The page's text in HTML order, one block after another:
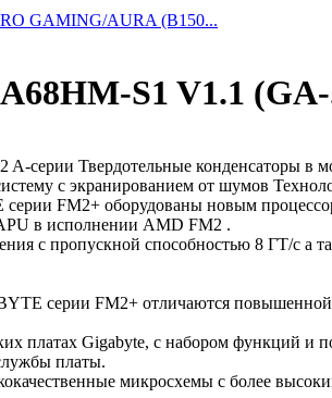
GAMING/AURA (B150...
S1 V1.1
серии Твердотельные конденсаторы
с экранированием от шумов
FM2+ оборудованы новым
в исполнении AMD FM2 .
с пропускной способностью 8 ГТ/с а
серии FM2+ отличаются
Gigabyte, с набором функций и
платы.
микросхемы с более